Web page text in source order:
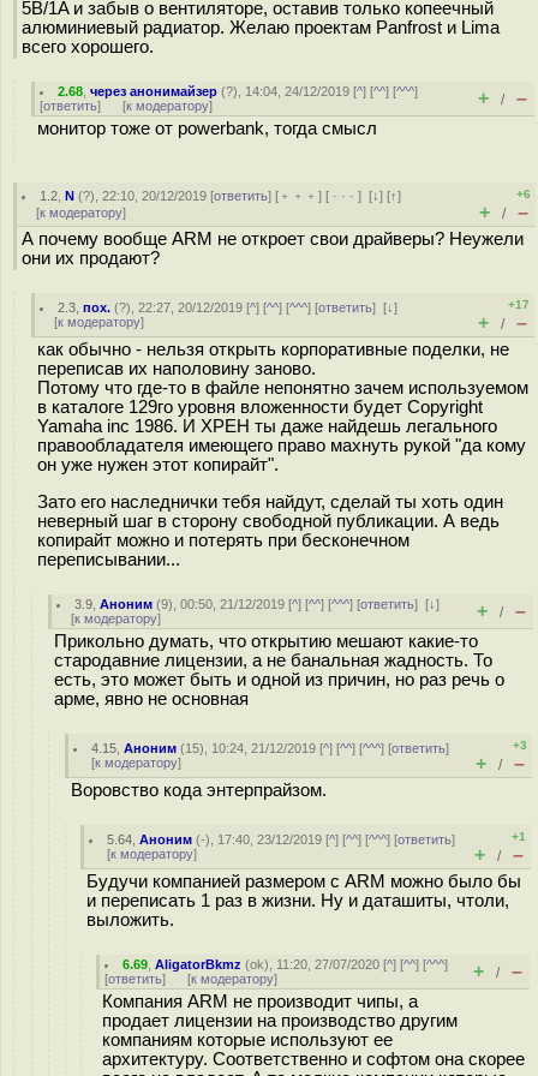
5В/1A и забыв о вентиляторе, оставив только копеечный
алюминиевый радиатор. Желаю проектам Panfrost и Lima
всего хорошего.
2.68 ,через анонимайзер (?), 14:04, 24/12/2019 [^] [^^] [^^^]
[ответить] [к модератору] + / –
монитор тоже от powerbank, тогда смысл
1.2 ,N (?), 22:10, 20/12/2019 [ответить] [ ﹢﹢﹢] [ · · ·][↓] [↑]
[к модератору]
+6
+ / –
А почему вообще ARM не откроет свои драйверы? Неужели
они их продают?
2.3 ,пох. (?), 22:27, 20/12/2019 [^] [^^] [^^^] [ответить][↓]
[к модератору]
+17
+ / –
как обычно - нельзя открыть корпоративные поделки, не
переписав их наполовину заново.
Потому что где-то в файле непонятно зачем используемом
в каталоге 129го уровня вложенности будет Copyright
Yamaha inc 1986. И ХРЕН ты даже найдешь легального
правообладателя имеющего право махнуть рукой "да кому
он уже нужен этот копирайт".
Зато его наследнички тебя найдут, сделай ты хоть один
неверный шаг в сторону свободной публикации. А ведь
копирайт можно и потерять при бесконечном
переписывании...
3.9 ,Аноним (9), 00:50, 21/12/2019 [^] [^^] [^^^] [ответить][↓]
[к модератору] + / –
Прикольно думать, что открытию мешают какие-то
стародавние лицензии, а не банальная жадность. То
есть, это может быть и одной из причин, но раз речь о
арме, явно не основная
4.15 ,Аноним (15), 10:24, 21/12/2019 [^] [^^] [^^^] [ответить]
[к модератору]
+3
+ / –
Воровство кода энтерпрайзом.
5.64 ,Аноним (-), 17:40, 23/12/2019 [^] [^^] [^^^] [ответить]
[к модератору]
+1
+ / –
Будучи компанией размером с ARM можно было бы
и переписать 1 раз в жизни. Ну и даташиты, чтоли,
выложить.
6.69 ,AligatorBkmz (ok), 11:20, 27/07/2020 [^] [^^] [^^^]
[ответить] [к модератору] + / –
Компания ARM не производит чипы, а
продает лицензии на производство другим
компаниям которые используют ее
архитектуру. Соответственно и софтом она скорее